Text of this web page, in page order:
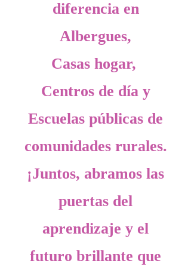
diferencia en
Albergues,
Casas hogar,
Centros de día y
Escuelas públicas de
comunidades rurales.
¡Juntos, abramos las
puertas del
aprendizaje y el
futuro brillante que